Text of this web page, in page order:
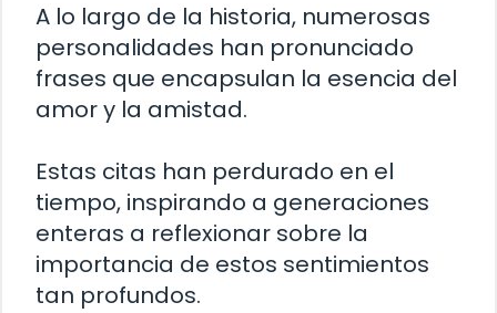
A lo largo de la historia, numerosas
personalidades han pronunciado
frases que encapsulan la esencia del
amor y la amistad.
Estas citas han perdurado en el
tiempo, inspirando a generaciones
enteras a reflexionar sobre la
importancia de estos sentimientos
tan profundos.